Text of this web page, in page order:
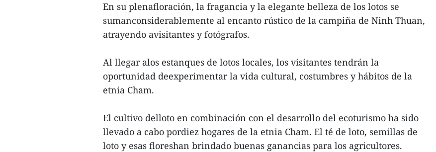
En su plenafloración, la fragancia y la elegante belleza de los lotos se
sumanconsiderablemente al encanto rústico de la campiña de Ninh Thuan,
atrayendo avisitantes y fotógrafos.
Al llegar alos estanques de lotos locales, los visitantes tendrán la
oportunidad deexperimentar la vida cultural, costumbres y hábitos de la
etnia Cham.
El cultivo delloto en combinación con el desarrollo del ecoturismo ha sido
llevado a cabo pordiez hogares de la etnia Cham. El té de loto, semillas de
loto y esas floreshan brindado buenas ganancias para los agricultores.